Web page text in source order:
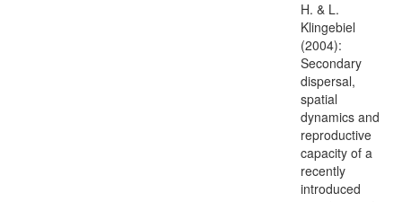
H. & L.
Klingebiel
(2004):
Secondary
dispersal,
spatial
dynamics and
reproductive
capacity of a
recently
introduced